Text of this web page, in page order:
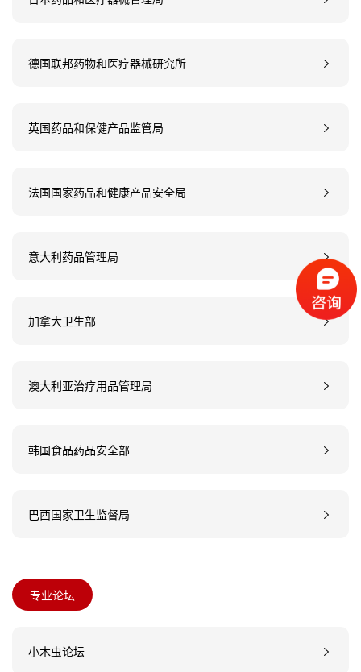
德国联邦药物和医疗器械研究所
英国药品和保健产品监管局
法国国家药品和健康产品安全局
意大利药品管理局
加拿大卫生部
澳大利亚治疗用品管理局
韩国食品药品安全部
巴西国家卫生监督局
专业论坛
小木虫论坛